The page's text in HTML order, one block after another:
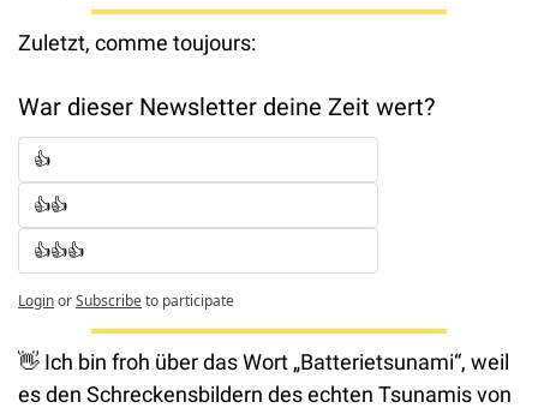
Zuletzt, comme toujours:
War dieser Newsletter deine Zeit wert?
👍
👍👍
👍👍👍
LoginorSubscribeto participate
👋 Ich bin froh über das Wort „Batterietsunami“, weil
es den Schreckensbildern des echten Tsunamis von